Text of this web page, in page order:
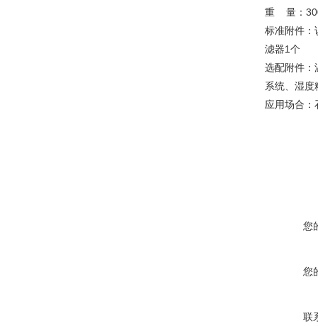
重 量：
标准附件：
滤器1个
选配附件：
系统、湿度
应用场合：
您
您
联